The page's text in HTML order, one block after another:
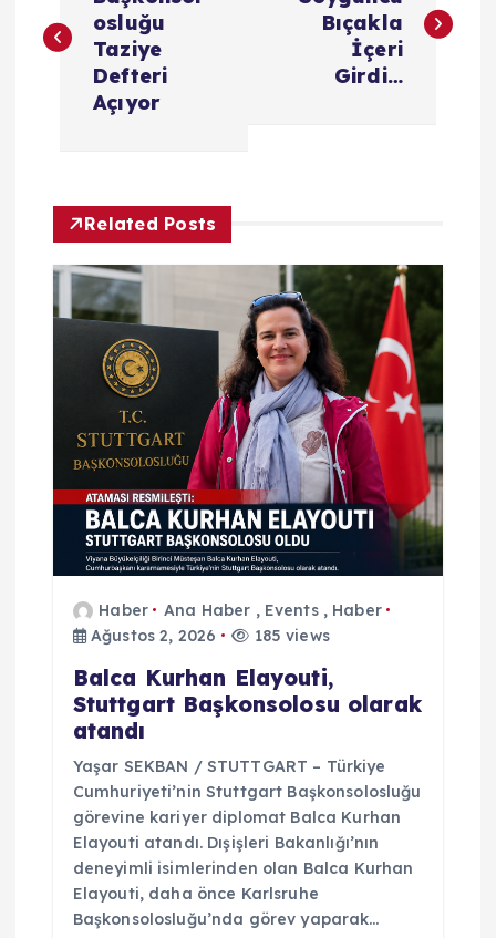
z
e
z
m
e
osluğu
Taziye
Defteri
Açıyor
Bıçakla
İçeri
Girdi…
Related Posts
Haber Ana Haber , Events, Haber
Ağustos 2, 2026
185 views
Balca Kurhan Elayouti,
Stuttgart Başkonsolosu olarak
atandı
Yaşar SEKBAN / STUTTGART – Türkiye
Cumhuriyeti’nin Stuttgart Başkonsolosluğu
görevine kariyer diplomat Balca Kurhan
Elayouti atandı. Dışişleri Bakanlığı’nın
deneyimli isimlerinden olan Balca Kurhan
Elayouti, daha önce Karlsruhe
Başkonsolosluğu’nda görev yaparak…